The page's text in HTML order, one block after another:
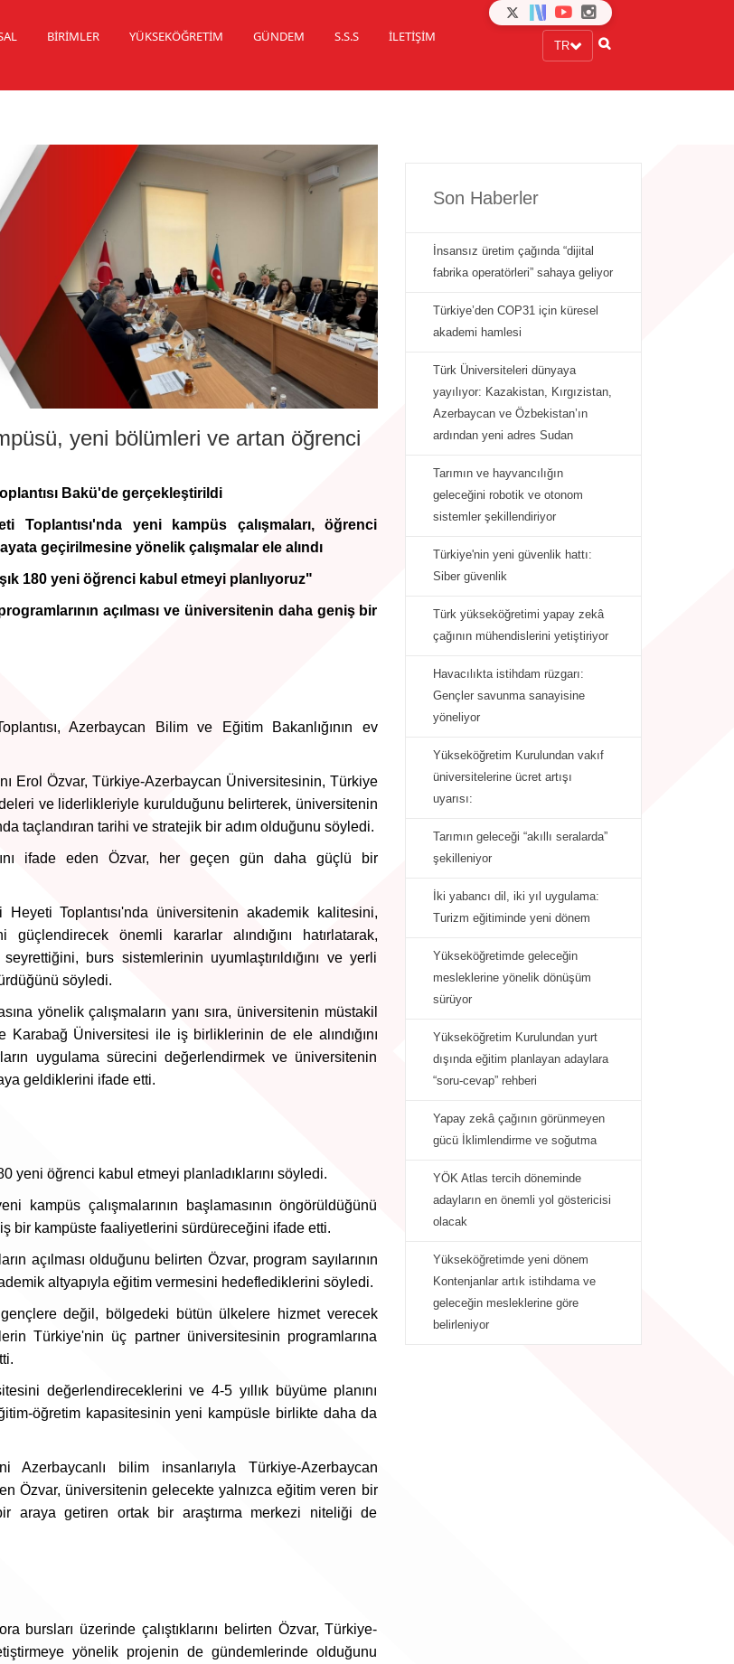
BİRİMLER YÜKSEKÖĞRETİM GÜNDEM S.S.S İLETİŞİM
TR
yeni bölümleri ve artan öğrenci
Bakü'de gerçekleştirildi
Toplantısı'nda yeni kampüs çalışmaları, öğrenci
geçirilmesine yönelik çalışmalar ele alındı
180 yeni öğrenci kabul etmeyi planlıyoruz"
açılması ve üniversitenin daha geniş bir
Azerbaycan Bilim ve Eğitim Bakanlığının ev
Erol Özvar, Türkiye-Azerbaycan Üniversitesinin, Türkiye
ve liderlikleriyle kurulduğunu belirterek, üniversitenin
taçlandıran tarihi ve stratejik bir adım olduğunu söyledi.
ifade eden Özvar, her geçen gün daha güçlü bir
Toplantısı'nda üniversitenin akademik kalitesini,
önemli kararlar alındığını hatırlatarak,
burs sistemlerinin uyumlaştırıldığını ve yerli
söyledi.
yönelik çalışmaların yanı sıra, üniversitenin müstakil
Karabağ Üniversitesi ile iş birliklerinin de ele alındığını
uygulama sürecini değerlendirmek ve üniversitenin
geldiklerini ifade etti.
yeni öğrenci kabul etmeyi planladıklarını söyledi.
kampüs çalışmalarının başlamasının öngörüldüğünü
bir kampüste faaliyetlerini sürdüreceğini ifade etti.
açılması olduğunu belirten Özvar, program sayılarının
altyapıyla eğitim vermesini hedeflediklerini söyledi.
değil, bölgedeki bütün ülkelere hizmet verecek
Türkiye'nin üç partner üniversitesinin programlarına
değerlendireceklerini ve 4-5 yıllık büyüme planını
öğretim kapasitesinin yeni kampüsle birlikte daha da
Azerbaycanlı bilim insanlarıyla Türkiye-Azerbaycan
Özvar, üniversitenin gelecekte yalnızca eğitim veren bir
araya getiren ortak bir araştırma merkezi niteliği de
bursları üzerinde çalıştıklarını belirten Özvar, Türkiye-
yönelik projenin de gündemlerinde olduğunu
Son Haberler
İnsansız üretim çağında “dijital
fabrika operatörleri” sahaya geliyor
Türkiye’den COP31 için küresel
akademi hamlesi
Türk Üniversiteleri dünyaya
yayılıyor: Kazakistan, Kırgızistan,
Azerbaycan ve Özbekistan’ın
ardından yeni adres Sudan
Tarımın ve hayvancılığın
geleceğini robotik ve otonom
sistemler şekillendiriyor
Türkiye'nin yeni güvenlik hattı:
Siber güvenlik
Türk yükseköğretimi yapay zekâ
çağının mühendislerini yetiştiriyor
Havacılıkta istihdam rüzgarı:
Gençler savunma sanayisine
yöneliyor
Yükseköğretim Kurulundan vakıf
üniversitelerine ücret artışı
uyarısı:
Tarımın geleceği “akıllı seralarda”
şekilleniyor
İki yabancı dil, iki yıl uygulama:
Turizm eğitiminde yeni dönem
Yükseköğretimde geleceğin
mesleklerine yönelik dönüşüm
sürüyor
Yükseköğretim Kurulundan yurt
dışında eğitim planlayan adaylara
“soru-cevap” rehberi
Yapay zekâ çağının görünmeyen
gücü İklimlendirme ve soğutma
YÖK Atlas tercih döneminde
adayların en önemli yol göstericisi
olacak
Yükseköğretimde yeni dönem
Kontenjanlar artık istihdama ve
geleceğin mesleklerine göre
belirleniyor